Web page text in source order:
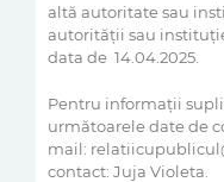
altă autoritate sau
autorității sau
data de 14.04.2025.
Pentru informaţii
următoarele date de
mail:
contact: Juja Violeta.